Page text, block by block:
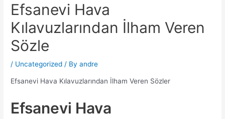
Efsanevi Hava
Kılavuzlarından İlham Veren
Sözle
/ Uncategorized / Byandre
Efsanevi Hava Kılavuzlarından İlham Veren Sözler
Efsanevi Hava